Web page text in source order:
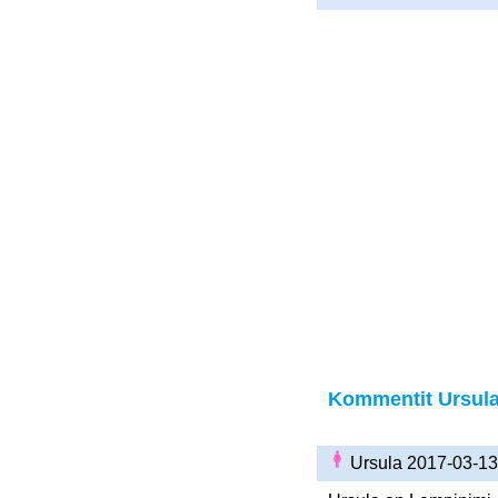
Kommentit
Ursula 2017-03-13